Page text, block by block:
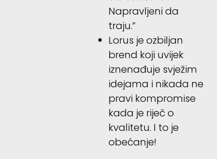
Napravljeni da
traju.”
Lorus je ozbiljan
brend koji uvijek
iznenađuje svježim
idejama i nikada ne
pravi kompromise
kada je riječ o
kvalitetu. I to je
obećanje!